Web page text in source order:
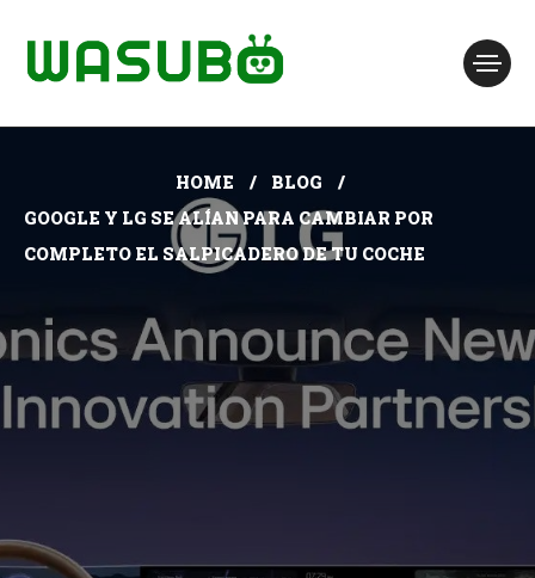
HOME
BLOG
GOOGLE Y LG SE ALÍAN PARA CAMBIAR POR
COMPLETO EL SALPICADERO DE TU COCHE